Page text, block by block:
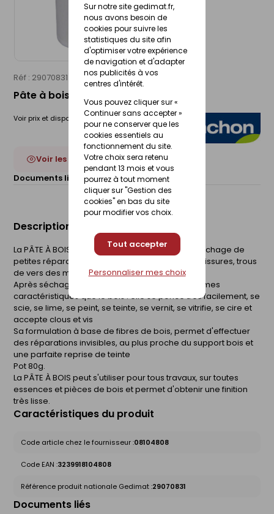
Sur notre site gedimat.fr,
nous avons besoin de
cookies pour suivre les
statistiques du site afin
d'optimiser votre expérience
de navigation et d'adapter
nos publicités à vos
centres d'intérêt.
Vous pouvez cliquer sur «
Continuer sans accepter »
pour ne conserver que les
cookies essentiels au
fonctionnement du site.
Votre choix sera retenu
pendant 13 mois et vous
pourrez à tout moment
cliquer sur "Gestion des
cookies" en bas du site
pour modifier vos choix.
Tout accepter
Personnaliser mes choix
Réf : 29070831 BLANCHON
Pâte à bois naturel - pot 80g
Voir prix et disponibilité en magasin
Voir les 22 déclinaisons
Documents liés :
Fiche technique
Description du produit
La PÂTE À BOIS BLANCHON est destinée au rebouchage de
petites réparations comme les rayures, petites fissures, trous
de vers des meubles, boiseries ou parquets
Après séchage, la PÂTE À BOIS présente les mêmes
caractéristiques que le bois : elle se ponce très facilement, se
scie, se lime, se peint, se teinte, se vernit, se vitrifie, se cire et
accepte clous et vis
Sa formulation à base de fibres de bois, permet d'effectuer
des réparations invisibles, au plus proche du support bois et
une parfaite reprise de teinte
Pot 80g.
La PÂTE À BOIS peut s'utiliser pour tous travaux, sur toutes
essences et pièces de bois et permet d'obtenir une finition
très lisse.
Caractéristiques du produit
Code article chez le fournisseur :08104808
Code EAN :3239918104808
Référence produit nationale Gedimat :29070831
Documents liés